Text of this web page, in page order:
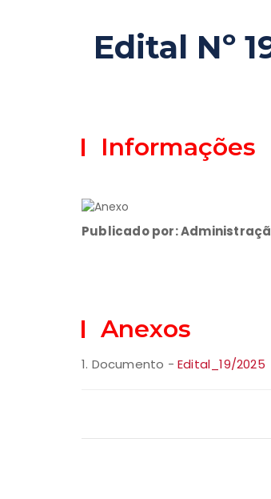
Edital Nº
Informações
Publicado por:
Anexos
1. Documento - Edital_19/2025